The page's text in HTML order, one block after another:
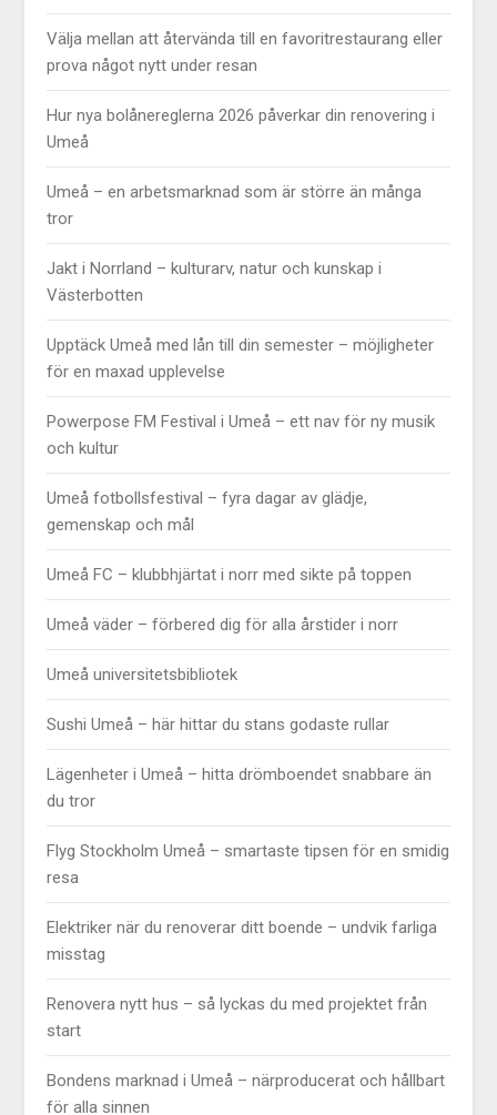
Välja mellan att återvända till en favoritrestaurang eller
prova något nytt under resan
Hur nya bolånereglerna 2026 påverkar din renovering i
Umeå
Umeå – en arbetsmarknad som är större än många
tror
Jakt i Norrland – kulturarv, natur och kunskap i
Västerbotten
Upptäck Umeå med lån till din semester – möjligheter
för en maxad upplevelse
Powerpose FM Festival i Umeå – ett nav för ny musik
och kultur
Umeå fotbollsfestival – fyra dagar av glädje,
gemenskap och mål
Umeå FC – klubbhjärtat i norr med sikte på toppen
Umeå väder – förbered dig för alla årstider i norr
Umeå universitetsbibliotek
Sushi Umeå – här hittar du stans godaste rullar
Lägenheter i Umeå – hitta drömboendet snabbare än
du tror
Flyg Stockholm Umeå – smartaste tipsen för en smidig
resa
Elektriker när du renoverar ditt boende – undvik farliga
misstag
Renovera nytt hus – så lyckas du med projektet från
start
Bondens marknad i Umeå – närproducerat och hållbart
för alla sinnen